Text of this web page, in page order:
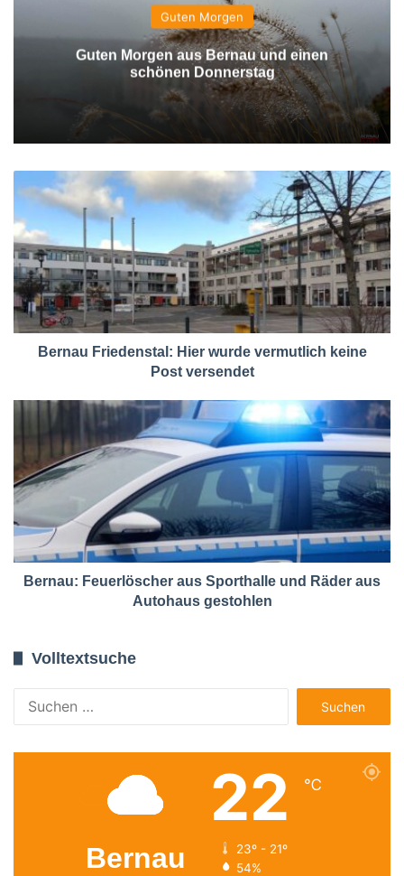
Guten Morgen
Guten Morgen aus Bernau und einen
schönen Donnerstag
Bernau Friedenstal: Hier wurde vermutlich keine
Post versendet
Bernau: Feuerlöscher aus Sporthalle und Räder aus
Autohaus gestohlen
Volltextsuche
nach:
Bernau
22 ℃
23º - 21º
54%